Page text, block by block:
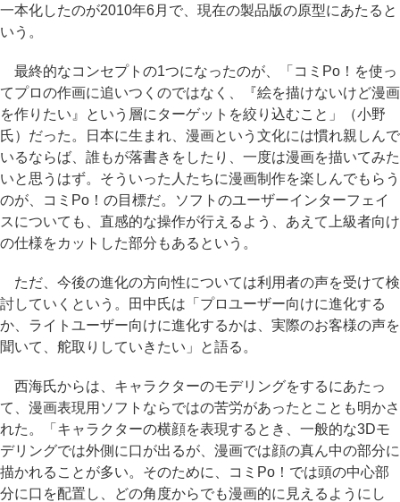
一本化したのが2010年6月で、現在の製品版の原型にあたると
いう。
最終的なコンセプトの1つになったのが、「コミPo！を使っ
てプロの作画に追いつくのではなく、『絵を描けないけど漫画
を作りたい』という層にターゲットを絞り込むこと」（小野
氏）だった。日本に生まれ、漫画という文化には慣れ親しんで
いるならば、誰もが落書きをしたり、一度は漫画を描いてみた
いと思うはず。そういった人たちに漫画制作を楽しんでもらう
のが、コミPo！の目標だ。ソフトのユーザーインターフェイ
スについても、直感的な操作が行えるよう、あえて上級者向け
の仕様をカットした部分もあるという。
ただ、今後の進化の方向性については利用者の声を受けて検
討していくという。田中氏は「プロユーザー向けに進化する
か、ライトユーザー向けに進化するかは、実際のお客様の声を
聞いて、舵取りしていきたい」と語る。
西海氏からは、キャラクターのモデリングをするにあたっ
て、漫画表現用ソフトならではの苦労があったとことも明かさ
れた。「キャラクターの横顔を表現するとき、一般的な3Dモ
デリングでは外側に口が出るが、漫画では顔の真ん中の部分に
描かれることが多い。そのために、コミPo！では頭の中心部
分に口を配置し、どの角度からでも漫画的に見えるようにし